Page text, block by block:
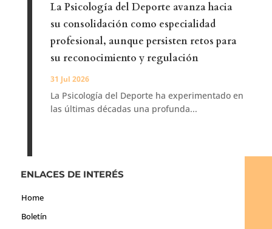
La Psicología del Deporte avanza hacia
su consolidación como especialidad
profesional, aunque persisten retos para
su reconocimiento y regulación
31 Jul 2026
La Psicología del Deporte ha experimentado en
las últimas décadas una profunda...
ENLACES DE INTERÉS
Home
Boletín